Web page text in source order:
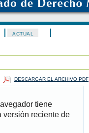
ACTUAL
DESCARGAR EL ARCHIVO PDF
tiene
versión reciente de